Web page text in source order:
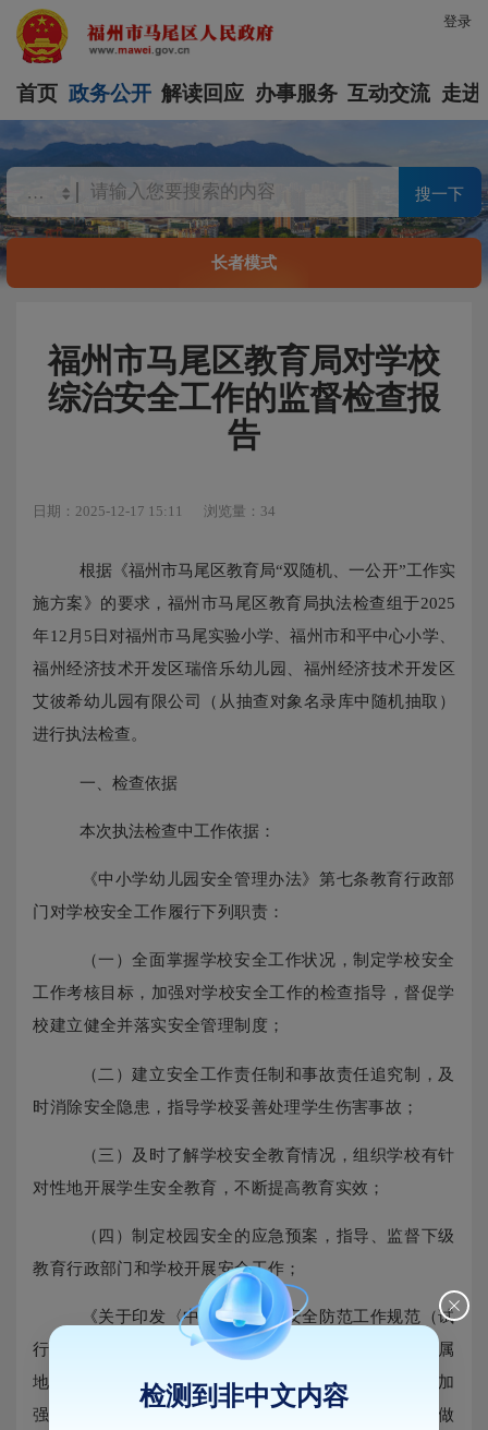
登录
首页 政务公开 解读回应 办事服务 互动交流 走进
搜一下
长者模式
福州市马尾区教育局对学校
综治安全工作的监督检查报
告
日期：2025-12-17 15:11 浏览量：34
根据《福州市马尾区教育局“双随机、一公开”工作实
施方案》的要求，福州市马尾区教育局执法检查组于2025
年12 月 5日对福州市马尾实验小学、福州市和平中心小学、
福州经济技术开发区瑞倍乐幼儿园、 福州经济技术开发区
艾彼希幼儿园有限公司
（从抽查对象名录库中随机抽取）
进行执法检查。
一、检查依据
本次执法检查中工作依据 ：
《中小学幼儿园安全管理办法》第七条教育行政部
门对学校安全工作履行下列职责：
（一）全面掌握学校安全工作状况，制定学校安全
工作考核目标，加强对学校安全工作的检查指导，督促学
校建立健全并落实安全管理制度；
（二）建立安全工作责任制和事故责任追究制，及
时消除安全隐患，指导学校妥善处理学生伤害事故；
（三）及时了解学校安全教育情况，组织学校有针
对性地开展学生安全教育，不断提高教育实效；
（四）制定校园安全的应急预案，指导、监督下级
教育行政部门和学校开展安全工作；
《关于印发〈中小学幼儿园安全防范工作规范（试
行）〉的通知》（公治〔2015〕168号），第十六条 属
地教育行政部门要将学校安全防范系统纳入建设规划，加
强指导、检查，协调相关部门加大安全防范投入，共同做
检测到非中文内容